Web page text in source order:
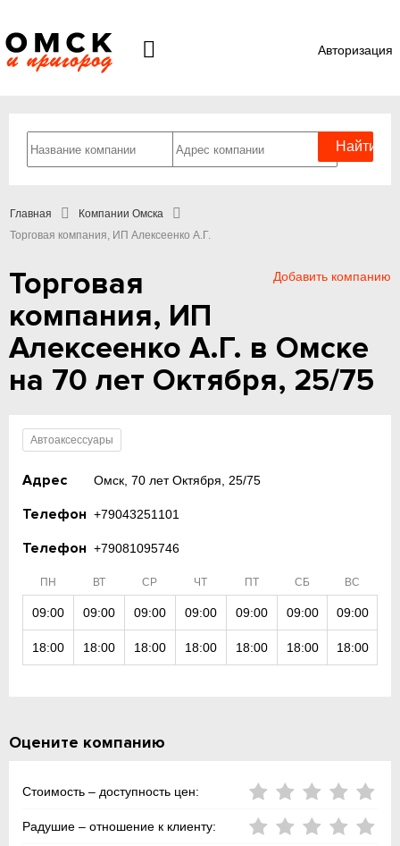
Авторизация
Главная
Компании Омска
Торговая компания, ИП Алексеенко А.Г.
Добавить компанию
Торговая
компания, ИП
Алексеенко А.Г. в Омске
на 70 лет Октября, 25/75
Автоаксессуары
Адрес Омск, 70 лет Октября, 25/75
Телефон +79043251101
Телефон +79081095746
ПН ВТ СР ЧТ ПТ СБ ВС
09:00 09:00 09:00 09:00 09:00 09:00 09:00
18:00 18:00 18:00 18:00 18:00 18:00 18:00
Оцените компанию
Стоимость – доступность цен:
Радушие – отношение к клиенту: